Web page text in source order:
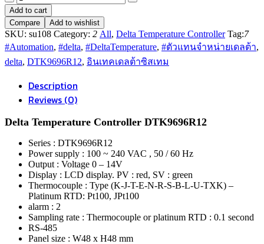
Temperature
Controller
DTK9696R12
quantity
Add to cart
Compare
Add to wishlist
SKU: su108 Category: 2 All, Delta Temperature Controller Tag:7
#Automation, #delta, #DeltaTemperature, #ตัวแทนจำหน่ายเดลต้า,
delta, DTK9696R12, อินเทคเดลต้าซิสเทม
Description
Reviews (0)
Delta Temperature Controller DTK9696R12
Series : DTK9696R12
Power supply : 100 ~ 240 VAC , 50 / 60 Hz
Output : Voltage 0 – 14V
Display : LCD display. PV : red, SV : green
Thermocouple : Type (K-J-T-E-N-R-S-B-L-U-TXK) –
Platinum RTD: Pt100, JPt100
alarm : 2
Sampling rate : Thermocouple or platinum RTD : 0.1 second
RS-485
Panel size : W48 x H48 mm